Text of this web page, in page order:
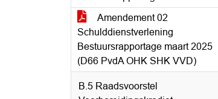
Amendement 02
Schulddienstverlening
Bestuursrapportage maart 2025
(D66 PvdA OHK SHK VVD)
B.5 Raadsvoorstel